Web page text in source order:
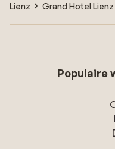
Lienz
Grand Hotel Lienz
Populaire